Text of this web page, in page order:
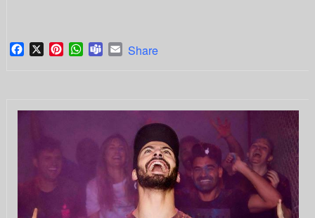
Facebook
X PinterestWhatsApp
TeamsEmail
Share